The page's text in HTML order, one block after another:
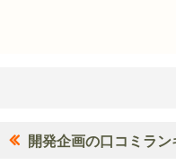
開発企画の口コミラン